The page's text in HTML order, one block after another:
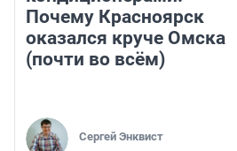
Почему Красноярск
оказался круче Омска
(почти во всём)
Сергей Энквист